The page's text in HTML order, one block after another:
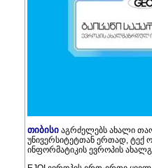
თიბისი აგრძელებს ახალი
უნივერსიტეტთან ერთად, ტექ
ინფორმატიკის ევროპის